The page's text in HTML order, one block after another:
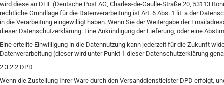
wird diese an DHL (Deutsche Post AG, Charles-de-Gaulle-Straße 20, 53113
rechtliche Grundlage für die Datenverarbeitung ist Art. 6 Abs. 1 lit. a der
in die Verarbeitung eingewilligt haben. Wenn Sie der Weitergabe der
dieser Datenschutzerklärung. Eine Ankündigung der Lieferung, oder eine
Eine erteilte Einwilligung in die Datennutzung kann jederzeit für die Zukunft
Datenverarbeitung (dieser wird unter Punkt 1 dieser Datenschutzerklärung
2.3.2.2 DPD
Wenn die Zustellung Ihrer Ware durch den Versanddienstleister DPD erfolgt,